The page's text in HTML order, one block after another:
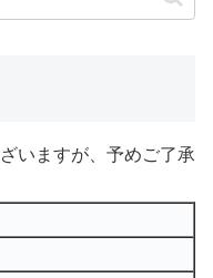
いますが、予めご了承